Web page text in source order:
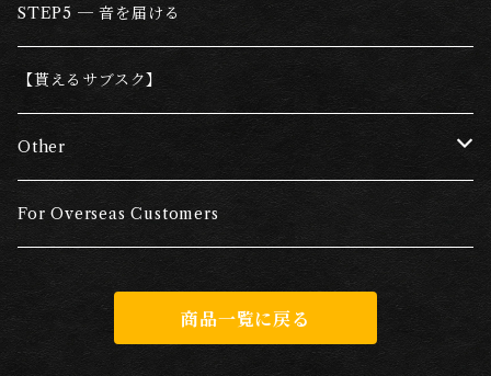
ライントランス
ダイレクト・ボックス（DI)
サイレントキャビネット
ケーブル
アンプ
ライントランス
マスタリング
トラックブラッシュアップサービス
マルチトラックデータ
レコーディング・スタジオ
アレンジ＆演奏依頼
スタジオテンプレート
REC,MIX,MASTERING
GUITAR
BASS
DRUMS
Song writing
滑舌&リズムトレーニング
STEP5 ─ 音を届ける
【貰えるサブスク】
Other
Sugarfields使用AMATERAS機材＆サービス
FACTORY CHECKED
For Overseas Customers
商品一覧に戻る